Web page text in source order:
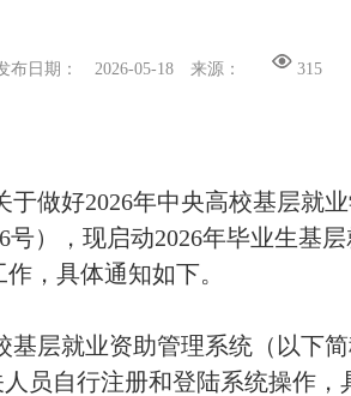
布日期： 2026-05-18 来源： 315
于做好2026年中央高校基层就
号），现启动2026年毕业生基
，具体通知如下。
层就业资助管理系统（以下简
员自行注册和登陆系统操作，